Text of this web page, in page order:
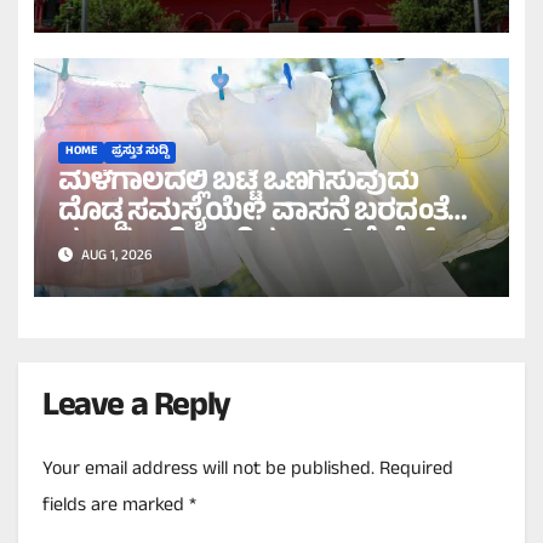
ಹೈಕೋರ್ಟ್ ಸೂಚನೆ!
HOME ಪ್ರಸ್ತುತ ಸುದ್ದಿ
ಮಳೆಗಾಲದಲ್ಲಿ ಬಟ್ಟೆ ಒಣಗಿಸುವುದು
ದೊಡ್ಡ ಸಮಸ್ಯೆಯೇ? ವಾಸನೆ ಬರದಂತೆ
ಸುಲಭವಾಗಿ ಒಣಗಿಸಲು ಇಲ್ಲಿವೆ ಬೆಸ್ಟ್
ಟಿಪ್ಸ್!
AUG 1, 2026
Leave a Reply
Your email address will not be published.Required
fields are marked*